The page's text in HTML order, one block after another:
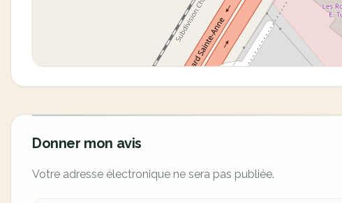
Donner mon avis
Votre adresse électronique ne sera pas publiée.